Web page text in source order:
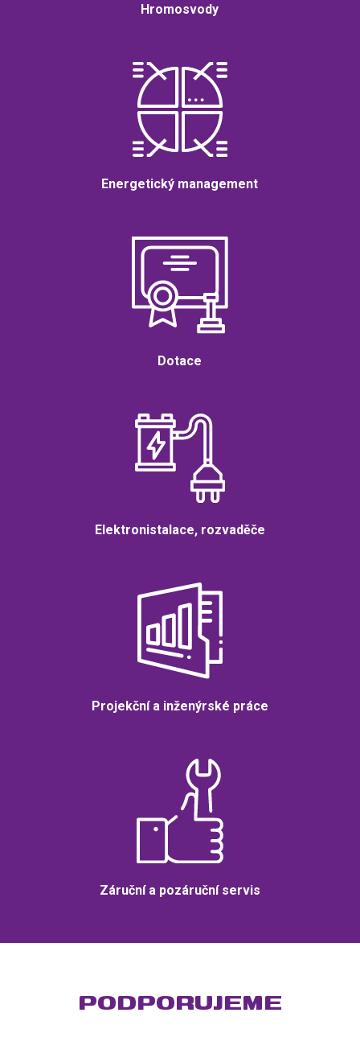
Hromosvody
Energetický management
Dotace
Elektronistalace, rozvaděče
Projekční a inženýrské práce
Záruční a pozáruční servis
PODPORUJEME